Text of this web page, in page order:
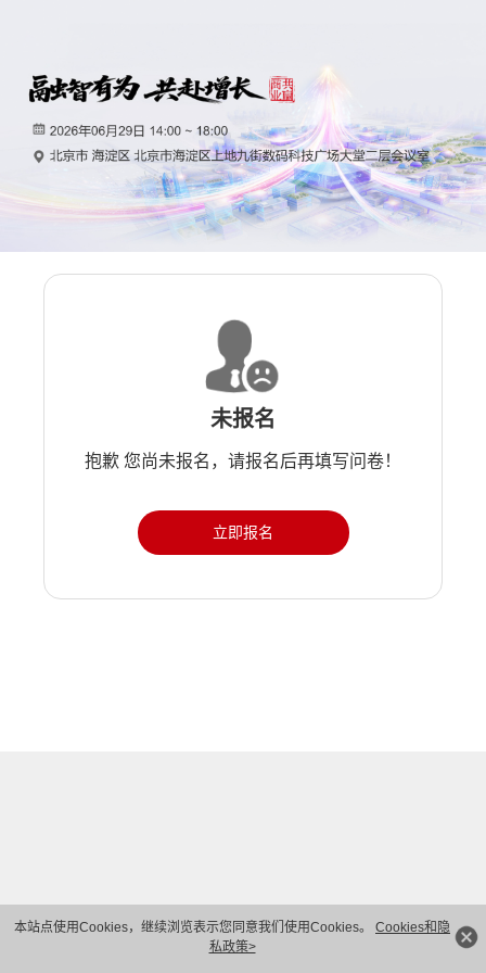
本站点使用Cookies，继续浏览表示您同意我们使用Cookies。 Cookies和隐
私政策>
未报名
抱歉 您尚未报名，请报名后再填写问卷！
立即报名